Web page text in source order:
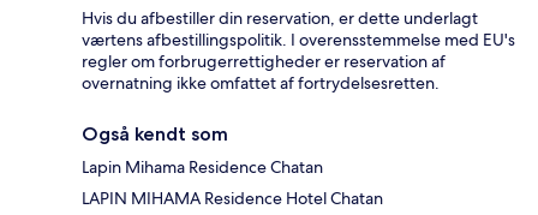
Hvis du afbestiller din reservation, er dette underlagt
værtens afbestillingspolitik. I overensstemmelse med EU's
regler om forbrugerrettigheder er reservation af
overnatning ikke omfattet af fortrydelsesretten.
Også kendt som
Lapin Mihama Residence Chatan
LAPIN MIHAMA Residence Hotel Chatan